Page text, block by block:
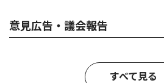
意見広告・議会報告
すべて見る